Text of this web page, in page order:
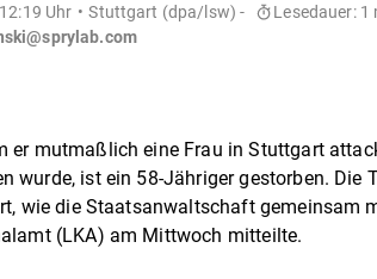
Uhr Stuttgart (dpa/lsw) -
Lesedauer: 1
er mutmaßlich eine Frau in Stuttgart
wurde, ist ein 58-Jähriger gestorben. Die
wie die Staatsanwaltschaft gemeinsam
(LKA) am Mittwoch mitteilte.